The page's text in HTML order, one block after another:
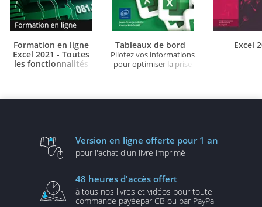
Formation en ligne
Excel 2021 - Toutes
les fonctionnalités
Valable 1 an, en illimité
Tableaux de bord -
Pilotez vos informations
pour optimiser la prise
Excel
Version en ligne offerte pour 1 an
pour l'achat d'un livre imprimé
48 heures d'accès offert
à tous nos livres et vidéos pour toute
commande payéepar CB ou par PayPal